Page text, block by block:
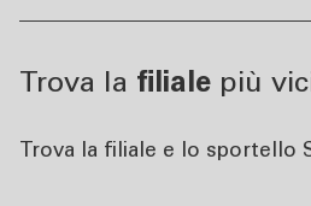
Trova la filiale più
Trova la filiale e lo sportello